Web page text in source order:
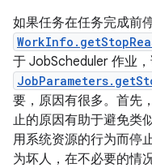
如果任务在任务完成前
于 JobScheduler 作业
要，原因有很多。首先
止的原因有助于避免类
用系统资源的行为而停
为坏人，在不必要的情